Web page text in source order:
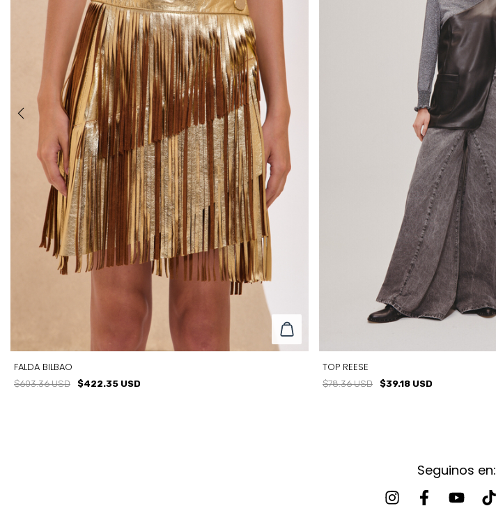
FALDA BILBAO
$603.36 USD $422.35 USD
TALLE
T1
T2
TOP REESE
$78.36 USD $39.18 USD
Seguinos en: